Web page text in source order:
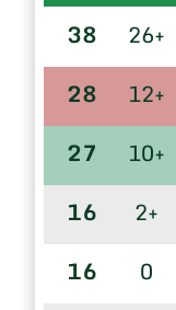
+26
38
+12
28
+10
27
+2
16
0
16